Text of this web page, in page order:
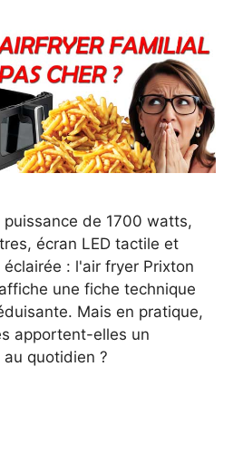
de 1700 watts,
écran LED tactile et
: l'air fryer Prixton
une fiche technique
Mais en pratique,
apportent-elles un
quotidien ?